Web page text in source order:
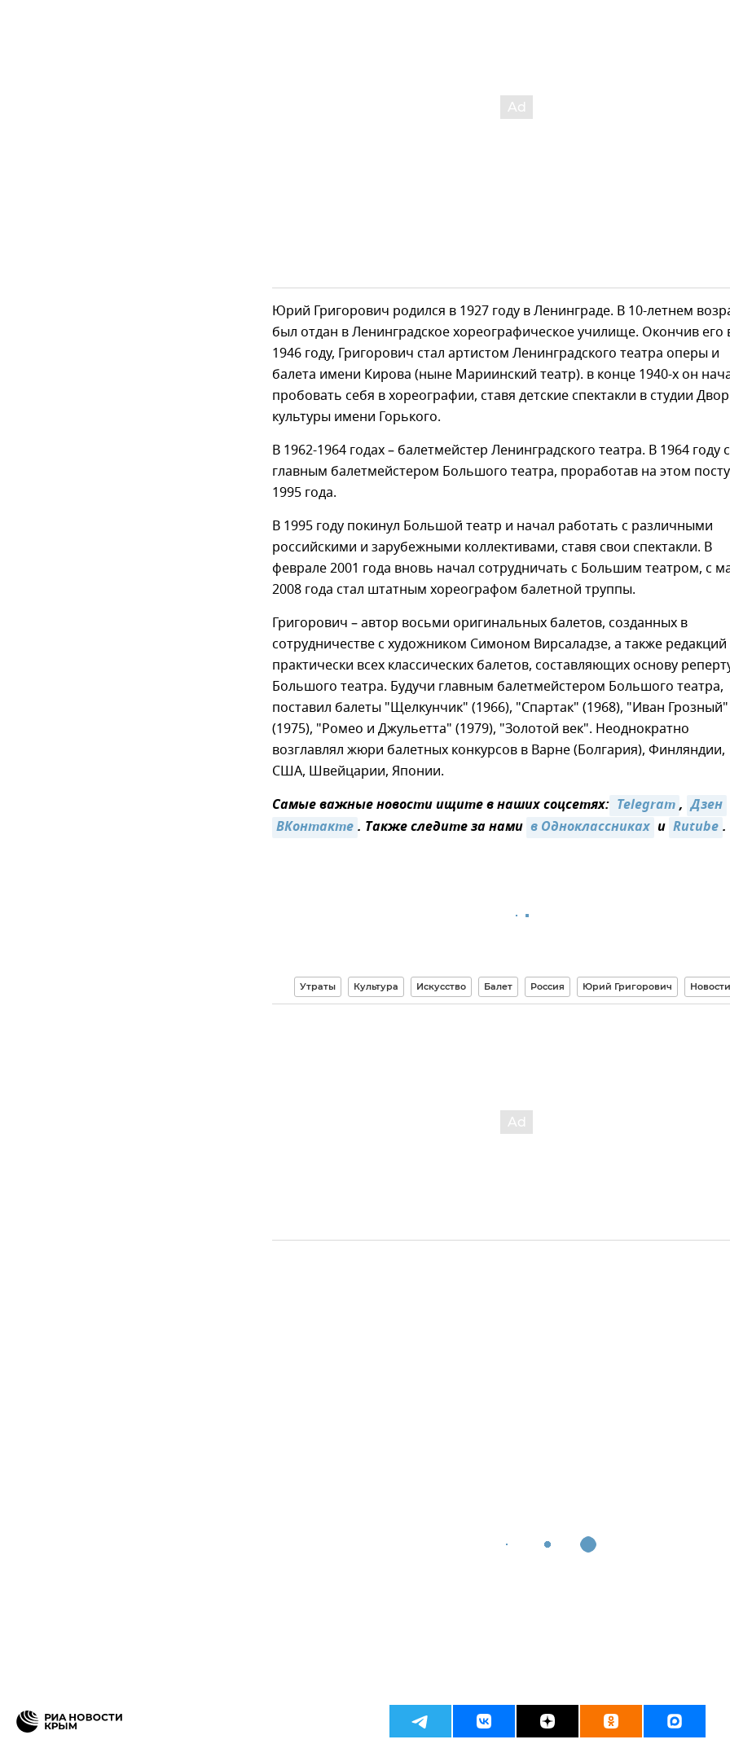
Юрий Григорович родился в 1927 году в Ленинграде. В 10-летнем
был отдан в Ленинградское хореографическое училище. Окончив его
1946 году, Григорович стал артистом Ленинградского театра оперы и
балета имени Кирова (ныне Мариинский театр). в конце 1940-х он
пробовать себя в хореографии, ставя детские спектакли в студии
культуры имени Горького.
В 1962-1964 годах – балетмейстер Ленинградского театра. В 1964 году
главным балетмейстером Большого театра, проработав на этом
1995 года.
В 1995 году покинул Большой театр и начал работать с различными
российскими и зарубежными коллективами, ставя свои спектакли. В
феврале 2001 года вновь начал сотрудничать с Большим театром, с
2008 года стал штатным хореографом балетной труппы.
Григорович – автор восьми оригинальных балетов, созданных в
сотрудничестве с художником Симоном Вирсаладзе, а также редакций
практически всех классических балетов, составляющих основу
Большого театра. Будучи главным балетмейстером Большого театра,
поставил балеты "Щелкунчик" (1966), "Спартак" (1968), "Иван Грозный"
(1975), "Ромео и Джульетта" (1979), "Золотой век". Неоднократно
возглавлял жюри балетных конкурсов в Варне (Болгария), Финляндии,
США, Швейцарии, Японии.
Самые важные новости ищите в наших соцсетях: Telegram, Дзен
ВКонтакте. Также следите за нами в Одноклассниках и Rutube.
Утраты Культура Искусство Балет Россия Юрий Григорович Новости